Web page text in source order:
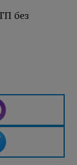
без